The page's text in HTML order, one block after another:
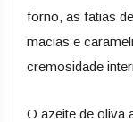
forno, as fatias
macias e
cremosidade
O azeite de oliva